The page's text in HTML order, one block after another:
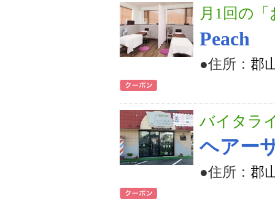
月1回の
Peach
●住所： 郡
バイタラ
ヘアー
●住所： 郡